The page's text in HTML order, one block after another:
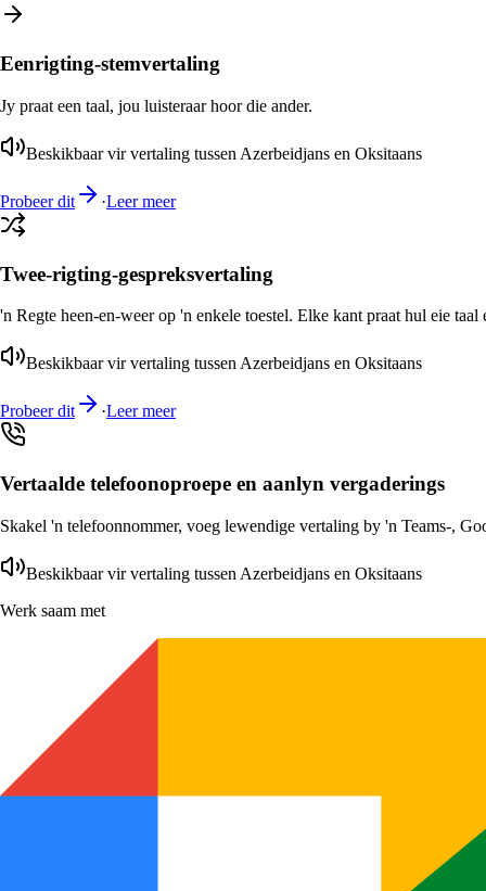
Eenrigting-stemvertaling
Jy praat een taal, jou luisteraar hoor die ander.
Beskikbaar vir vertaling tussen Azerbeidjans en Oksitaans
Probeer dit ·Leer meer
Twee-rigting-gespreksvertaling
'n Regte heen-en-weer op 'n enkele toestel. Elke kant praat hul eie taal
Beskikbaar vir vertaling tussen Azerbeidjans en Oksitaans
Probeer dit ·Leer meer
Vertaalde telefoonoproepe en aanlyn vergaderings
Skakel 'n telefoonnommer, voeg lewendige vertaling by 'n Teams-,
Beskikbaar vir vertaling tussen Azerbeidjans en Oksitaans
Werk saam met